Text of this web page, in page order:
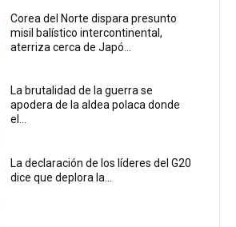
Corea del Norte dispara presunto
misil balístico intercontinental,
aterriza cerca de Japó...
La brutalidad de la guerra se
apodera de la aldea polaca donde
el...
La declaración de los líderes del G20
dice que deplora la...